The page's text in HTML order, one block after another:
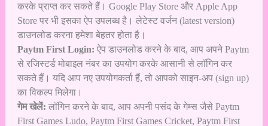
करके प्राप्त कर सकते हैं। Google Play Store और Apple App
Store पर भी इसका ऐप उपलब्ध है। लेटेस्ट वर्जन (latest version)
डाउनलोड करना हमेशा बेहतर होता है।
Paytm First Login: ऐप डाउनलोड करने के बाद, आप अपने Paytm
से रजिस्टर्ड मोबाइल नंबर का उपयोग करके आसानी से लॉगिन कर
सकते हैं। यदि आप नए उपयोगकर्ता हैं, तो आपको साइन-अप (sign up)
का विकल्प मिलेगा।
गेम खेलें: लॉगिन करने के बाद, आप अपनी पसंद के गेम्स जैसे Paytm
First Games Ludo, Paytm First Games Cricket, Paytm First